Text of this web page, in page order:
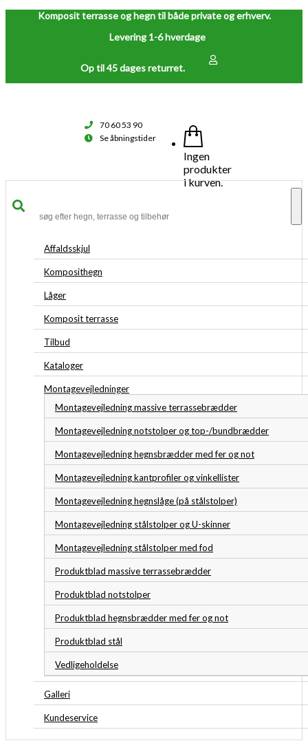
Komposit terrasse og hegn til både private og erhverv.
Levering 1-6 hverdage
Op til 45 dages returret.
70 60 53 90
Se åbningstider
Ingen
produkter
i kurven.
Affaldsskjul
Komposithegn
Låger
Komposit terrasse
Tilbud
Kataloger
Montagevejledninger
Montagevejledning massive terrassebrædder
Montagevejledning notstolper og top-/bundbrædder
Montagevejledning hegnsbrædder med fer og not
Montagevejledning kantprofiler og vinkellister
Montagevejledning hegnslåge (på stålstolper)
Montagevejledning stålstolper og U-skinner
Montagevejledning stålstolper med fod
Produktblad massive terrassebrædder
Produktblad notstolper
Produktblad hegnsbrædder med fer og not
Produktblad stål
Vedligeholdelse
Galleri
Kundeservice